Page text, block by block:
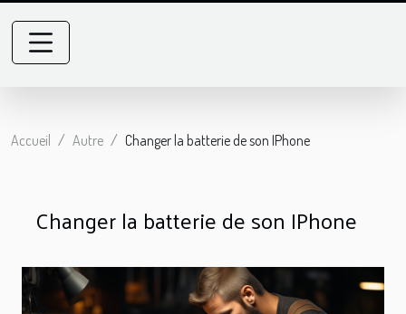
Accueil Autre Changer la batterie de son IPhone
Changer la batterie de son IPhone